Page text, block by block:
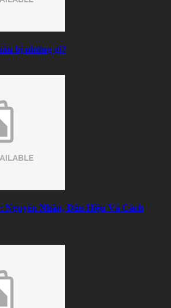
bị những gì?
Nhân, Dấu Hiệu Và Cách